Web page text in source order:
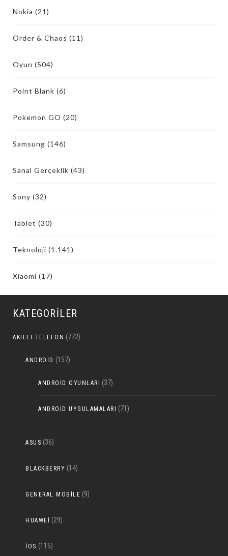
Nokia (21)
Order & Chaos (11)
Oyun (504)
Point Blank (6)
Pokemon GO (20)
Samsung (146)
Sanal Gerçeklik (43)
Sony (32)
Tablet (30)
Teknoloji (1.141)
Xiaomi (17)
KATEGORILER
AKILLI TELEFON (772)
ANDROID (157)
ANDROID OYUNLARI (37)
ANDROID UYGULAMALARI (71)
ASUS (36)
BLACKBERRY (14)
GENERAL MOBILE (9)
HUAWEI (29)
IOS (115)